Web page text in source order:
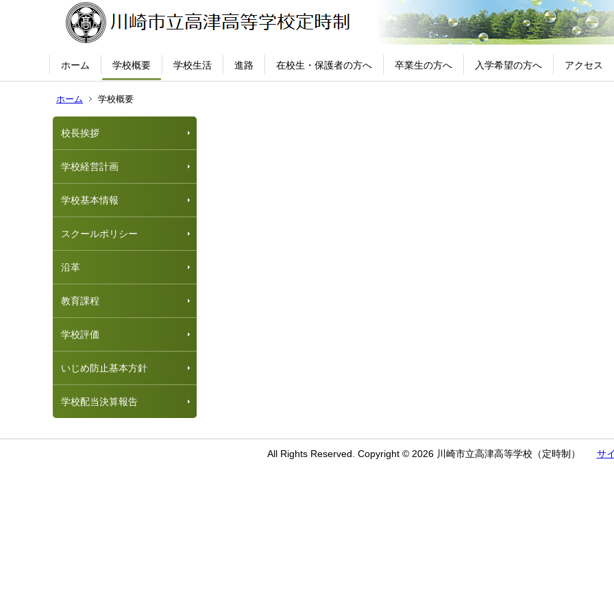
ホーム 学校概要 学校生活 進路 在校生・保護者の方へ 卒業生の方へ 入学希望の方へ アクセス
ホーム 学校概要
校長挨拶
学校経営計画
学校基本情報
スクールポリシー
沿革
教育課程
学校評価
いじめ防止基本方針
学校配当決算報告
All Rights Reserved. Copyright © 2026 川崎市立高津高等学校（定時制） サ